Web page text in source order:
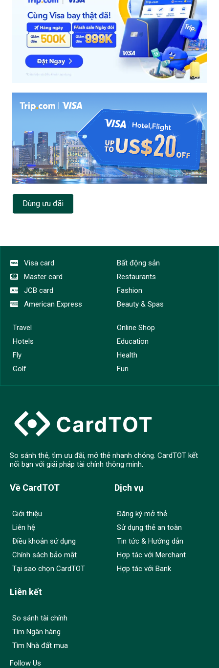
Dùng ưu đãi
Visa card
Master card
JCB card
American Express
Bất động sản
Restaurants
Fashion
Beauty & Spas
Travel
Hotels
Fly
Golf
Online Shop
Education
Health
Fun
So sánh thẻ, tìm ưu đãi, mở thẻ nhanh chóng. CardTOT kết
nối bạn với giải pháp tài chính thông minh.
Về CardTOT
Giới thiệu
Liên hệ
Điều khoản sử dụng
Chính sách bảo mật
Tại sao chọn CardTOT
Dịch vụ
Đăng ký mở thẻ
Sử dụng thẻ an toàn
Tin tức & Hướng dẫn
Hợp tác với Merchant
Hợp tác với Bank
Liên kết
So sánh tài chính
Tìm Ngân hàng
Tìm Nhà đất mua
Follow Us